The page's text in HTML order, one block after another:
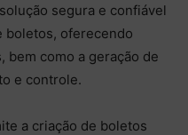
segura e confiável
boletos, oferecendo
bem como a geração de
e controle.
a criação de boletos